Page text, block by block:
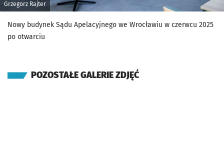
Grzegorz Rajter
Nowy budynek Sądu Apelacyjnego we Wrocławiu w czerwcu 2025
po otwarciu
POZOSTAŁE GALERIE ZDJĘĆ